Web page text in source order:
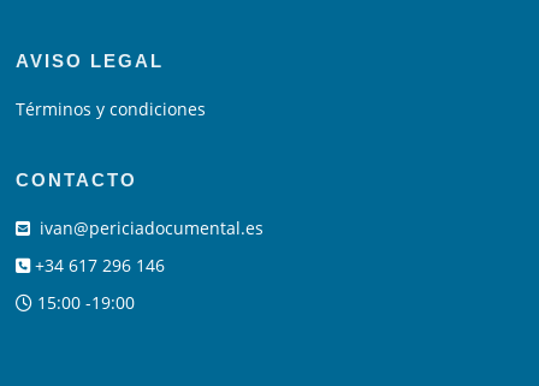
AVISO LEGAL
Términos y condiciones
CONTACTO
ivan@periciadocumental.es
+34 617 296 146
15:00 -19:00